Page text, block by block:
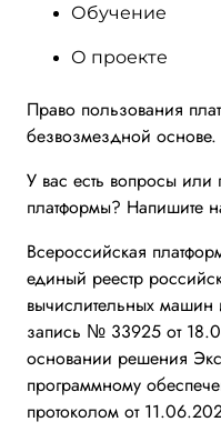
Обучение
О проекте
Право пользования
безвозмездной основе.
У вас есть вопросы
платформы? Напишите
Всероссийская
единый реестр
вычислительных машин
запись № 33925 от
основании решения
программному
протоколом от